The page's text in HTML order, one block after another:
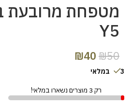
מטפחת מרובעת
Y5
₪50
₪40
3 במלאי
רק 3 מוצרים נשארו במלאי!